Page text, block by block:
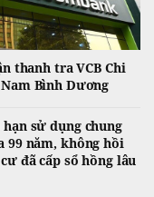
thanh tra VCB Chi
Bình Dương
sử dụng chung
99 năm, không hồi
đã cấp sổ hồng lâu